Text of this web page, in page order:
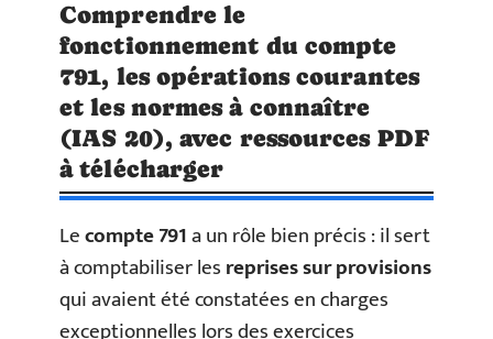
Comprendre le
fonctionnement du compte
791, les opérations courantes
et les normes à connaître
(IAS 20), avec ressources PDF
à télécharger
Lecompte 791a un rôle bien précis : il sert
à comptabiliser lesreprises sur provisions
qui avaient été constatées en charges